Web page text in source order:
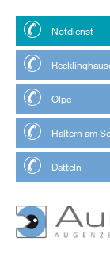
Notdienst
Olpe
Haltern am
Datteln